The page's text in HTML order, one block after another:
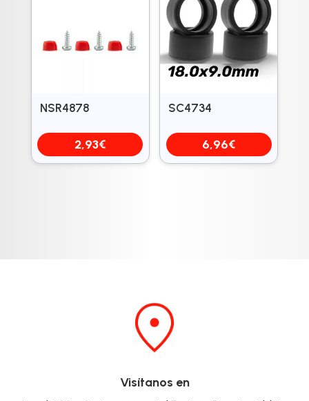
NSR4878
2,93€
SC4734
6,96€
Visítanos en